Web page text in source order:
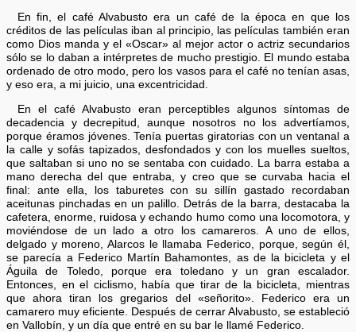
En fin, el café Alvabusto era un café de la época en que los
créditos de las películas iban al principio, las películas también eran
como Dios manda y el «Oscar» al mejor actor o actriz secundarios
sólo se lo daban a intérpretes de mucho prestigio. El mundo estaba
ordenado de otro modo, pero los vasos para el café no tenían asas,
y eso era, a mi juicio, una excentricidad.
En el café Alvabusto eran perceptibles algunos síntomas de
decadencia y decrepitud, aunque nosotros no los advertíamos,
porque éramos jóvenes. Tenía puertas giratorias con un ventanal a
la calle y sofás tapizados, desfondados y con los muelles sueltos,
que saltaban si uno no se sentaba con cuidado. La barra estaba a
mano derecha del que entraba, y creo que se curvaba hacia el
final: ante ella, los taburetes con su sillín gastado recordaban
aceitunas pinchadas en un palillo. Detrás de la barra, destacaba la
cafetera, enorme, ruidosa y echando humo como una locomotora, y
moviéndose de un lado a otro los camareros. A uno de ellos,
delgado y moreno, Alarcos le llamaba Federico, porque, según él,
se parecía a Federico Martín Bahamontes, as de la bicicleta y el
Águila de Toledo, porque era toledano y un gran escalador.
Entonces, en el ciclismo, había que tirar de la bicicleta, mientras
que ahora tiran los gregarios del «señorito». Federico era un
camarero muy eficiente. Después de cerrar Alvabusto, se estableció
en Vallobín, y un día que entré en su bar le llamé Federico.